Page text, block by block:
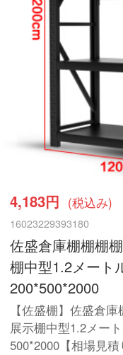
4,183円 (税込み)
16023229393180
佐盛倉庫棚棚棚
棚中型1.2メート
200*500*2000
【佐盛棚】佐盛倉
展示棚中型1.2メー
500*2000【相場見